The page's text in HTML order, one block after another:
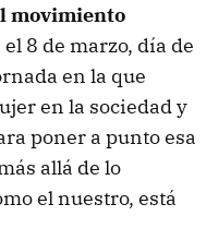
movimiento
8 de marzo, día de
en la que
en la sociedad y
poner a punto esa
allá de lo
el nuestro, está